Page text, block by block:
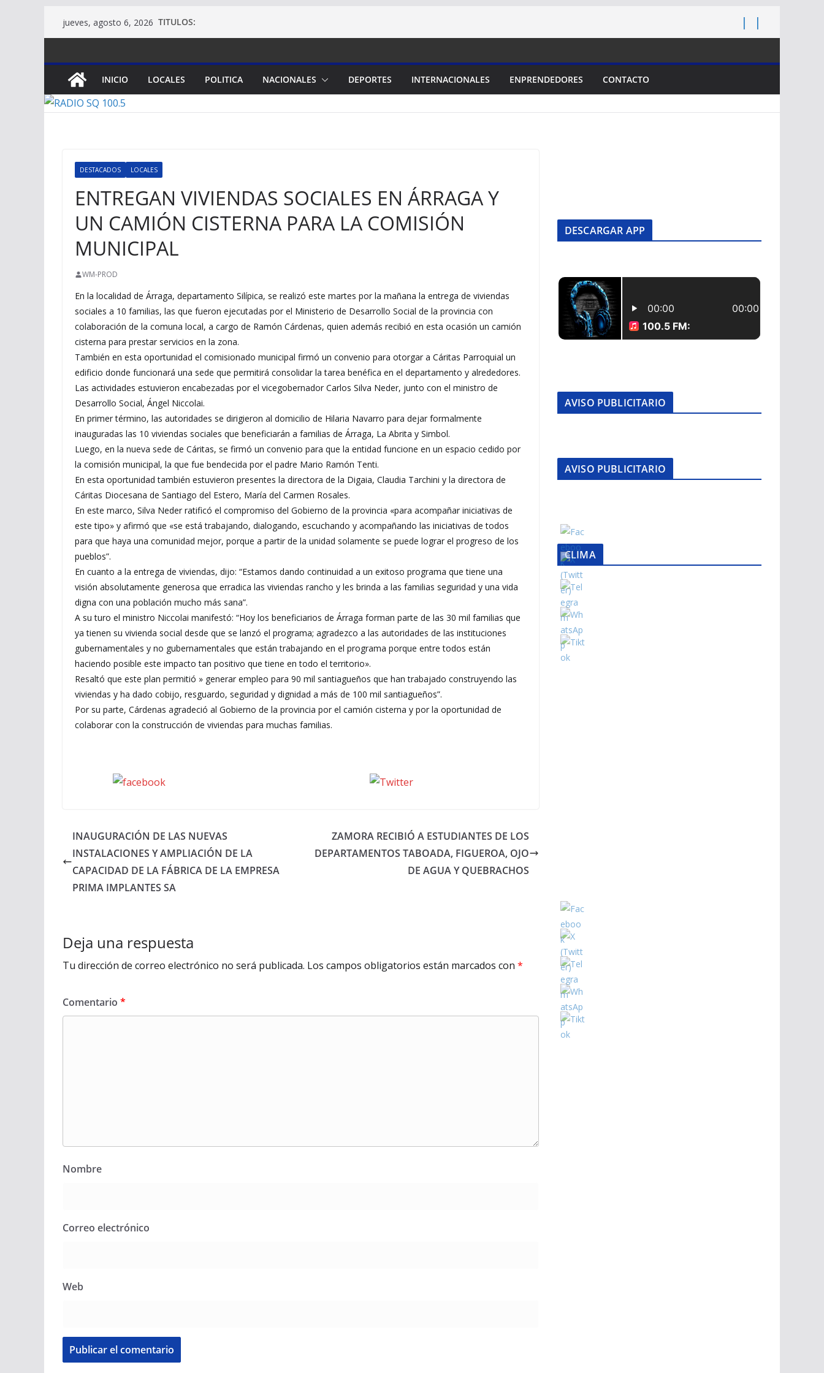
jueves, agosto 6, 2026 TITULOS:
INICIO LOCALES POLITICA NACIONALES DEPORTES INTERNACIONALES ENPRENDEDORES CONTACTO
DESTACADOS LOCALES
ENTREGAN VIVIENDAS SOCIALES EN ÁRRAGA Y
UN CAMIÓN CISTERNA PARA LA COMISIÓN
MUNICIPAL
WM-PROD
En la localidad de Árraga, departamento Silípica, se realizó este martes por la mañana la entrega de viviendas
sociales a 10 familias, las que fueron ejecutadas por el Ministerio de Desarrollo Social de la provincia con
colaboración de la comuna local, a cargo de Ramón Cárdenas, quien además recibió en esta ocasión un camión
cisterna para prestar servicios en la zona.
También en esta oportunidad el comisionado municipal firmó un convenio para otorgar a Cáritas Parroquial un
edificio donde funcionará una sede que permitirá consolidar la tarea benéfica en el departamento y alrededores.
Las actividades estuvieron encabezadas por el vicegobernador Carlos Silva Neder, junto con el ministro de
Desarrollo Social, Ángel Niccolai.
En primer término, las autoridades se dirigieron al domicilio de Hilaria Navarro para dejar formalmente
inauguradas las 10 viviendas sociales que beneficiarán a familias de Árraga, La Abrita y Simbol.
Luego, en la nueva sede de Cáritas, se firmó un convenio para que la entidad funcione en un espacio cedido por
la comisión municipal, la que fue bendecida por el padre Mario Ramón Tenti.
En esta oportunidad también estuvieron presentes la directora de la Digaia, Claudia Tarchini y la directora de
Cáritas Diocesana de Santiago del Estero, María del Carmen Rosales.
En este marco, Silva Neder ratificó el compromiso del Gobierno de la provincia «para acompañar iniciativas de
este tipo» y afirmó que «se está trabajando, dialogando, escuchando y acompañando las iniciativas de todos
para que haya una comunidad mejor, porque a partir de la unidad solamente se puede lograr el progreso de los
pueblos”.
En cuanto a la entrega de viviendas, dijo: “Estamos dando continuidad a un exitoso programa que tiene una
visión absolutamente generosa que erradica las viviendas rancho y les brinda a las familias seguridad y una vida
digna con una población mucho más sana”.
A su turo el ministro Niccolai manifestó: “Hoy los beneficiarios de Árraga forman parte de las 30 mil familias que
ya tienen su vivienda social desde que se lanzó el programa; agradezco a las autoridades de las instituciones
gubernamentales y no gubernamentales que están trabajando en el programa porque entre todos están
haciendo posible este impacto tan positivo que tiene en todo el territorio».
Resaltó que este plan permitió » generar empleo para 90 mil santiagueños que han trabajado construyendo las
viviendas y ha dado cobijo, resguardo, seguridad y dignidad a más de 100 mil santiagueños”.
Por su parte, Cárdenas agradeció al Gobierno de la provincia por el camión cisterna y por la oportunidad de
colaborar con la construcción de viviendas para muchas familias.
Seguinos en Facebook
INAUGURACIÓN DE LAS NUEVAS
INSTALACIONES Y AMPLIACIÓN DE LA
CAPACIDAD DE LA FÁBRICA DE LA EMPRESA
PRIMA IMPLANTES SA
ZAMORA RECIBIÓ A ESTUDIANTES DE LOS
DEPARTAMENTOS TABOADA, FIGUEROA, OJO
DE AGUA Y QUEBRACHOS
Deja una respuesta
Tu dirección de correo electrónico no será publicada. Los campos obligatorios están marcados con *
Comentario *
Nombre
Correo electrónico
Web
DESCARGAR APP
AVISO PUBLICITARIO
AVISO PUBLICITARIO
CLIMA